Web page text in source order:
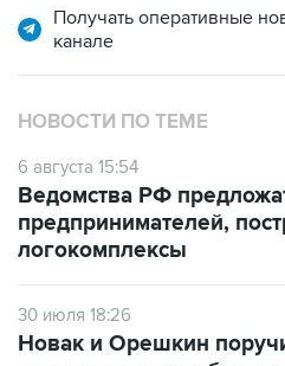
Получать оперативные
канале
НОВОСТИ ПО ТЕМЕ
6 августа 15:54
Ведомства РФ
предпринимателей,
логокомплексы
30 июля 18:26
Новак и Орешкин